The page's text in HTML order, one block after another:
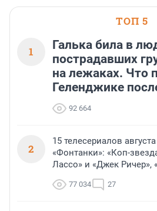
ТОП 5
1
Галька била в
пострадавших
на лежаках. Что
Геленджике
92 664
2
15 телесериалов
«Фонтанки»: «Коп-
Лассо» и «Джек Ричер»,
77 034 27